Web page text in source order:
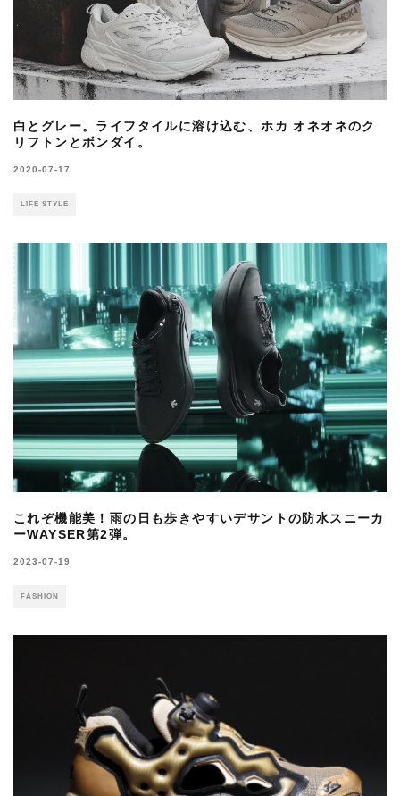
白とグレー。ライフタイルに溶け込む、ホカ オネオネのク
リフトンとボンダイ。
2020-07-17
LIFE STYLE
これぞ機能美！雨の日も歩きやすいデサントの防水スニーカ
ーWAYSER第2弾。
2023-07-19
FASHION